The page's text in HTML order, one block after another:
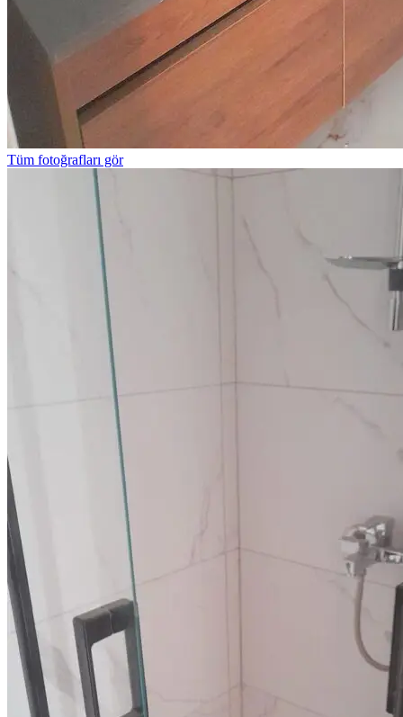
Tüm fotoğrafları gör